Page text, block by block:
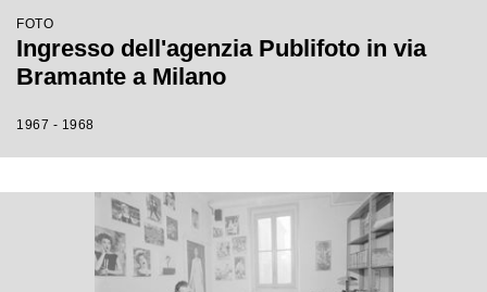
FOTO
Ingresso dell'agenzia Publifoto in via
Bramante a Milano
1967 - 1968